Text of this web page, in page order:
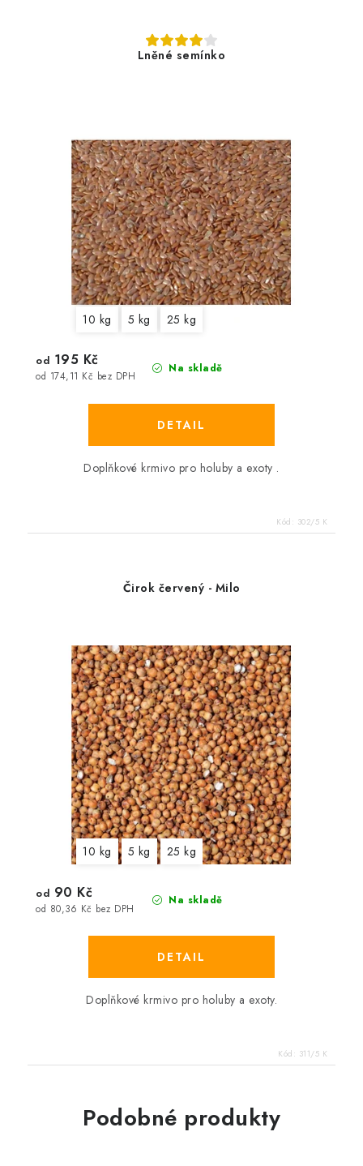
Lněné semínko
10 kg 5 kg 25 kg
Na skladě
od 174,11 Kč bez DPH
od 195 Kč
Doplňkové krmivo pro holuby a exoty .
Kód: 302/5 K
Čirok červený - Milo
10 kg 5 kg 25 kg
Na skladě
od 80,36 Kč bez DPH
od 90 Kč
Doplňkové krmivo pro holuby a exoty.
Kód: 311/5 K
Podobné produkty